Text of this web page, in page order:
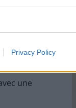
Privacy Policy
dans des
elle peut
un
une